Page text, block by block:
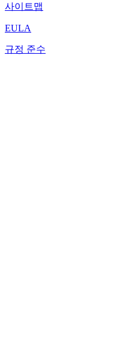
사이트맵
EULA
규정 준수